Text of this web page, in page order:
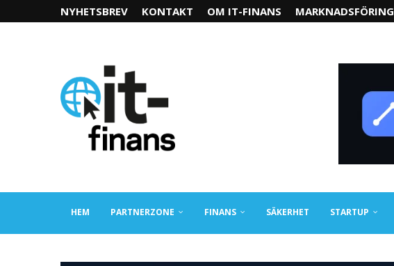
NYHETSBREV KONTAKT OM IT-FINANS MARKNADSFÖRING
HEM PARTNERZONE FINANS SÄKERHET STARTUP